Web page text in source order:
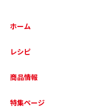
ホーム
レシピ
商品情報
特集ページ